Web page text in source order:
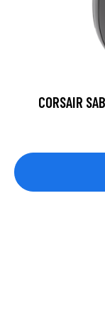
CORSAIR